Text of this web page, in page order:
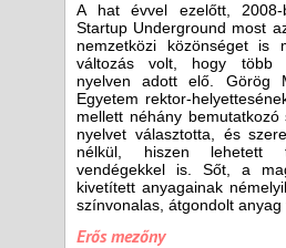
A hat évvel ezelőtt,
Startup Underground most
nemzetközi közönséget is
változás volt, hogy több
nyelven adott elő. Görög
Egyetem rektor-
mellett néhány
nyelvet választotta, és
nélkül, hiszen lehetett
vendégekkel is. Sőt, a
kivetített anyagainak
színvonalas, átgondolt anyag
Erős mezőny